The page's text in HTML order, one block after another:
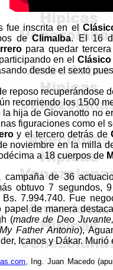
fue inscrita en el
deClimalba. El 16
para quedar
en el
desde el sexto
reposo recuperándose
recorriendo los 1500
la hija deGiovanottono
figuraciones como el
y el tercero detrás de
noviembre en la milla
a 18 cuerpos de
de 36
obtuvo 7 segundos,
7.994.740. Fue
papel de manera
(madre de DeoJuvante
Father Antonio),
IcanosyDákar. Murió
, Ing. Juan Macedo